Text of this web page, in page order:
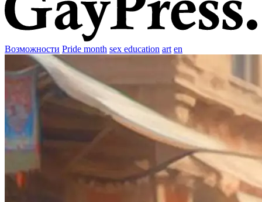
Возможности Pride month sex education art en